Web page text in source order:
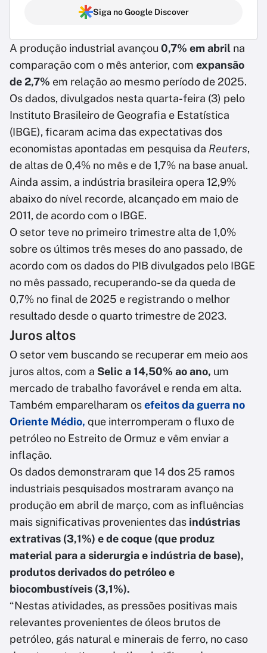
Siga no Google Discover
A produção industrial avançou 0,7% em abril na
comparação com o mês anterior, com expansão
de 2,7% em relação ao mesmo período de 2025.
Os dados, divulgados nesta quarta-feira (3) pelo
Instituto Brasileiro de Geografia e Estatística
(IBGE), ficaram acima das expectativas dos
economistas apontadas em pesquisa da Reuters,
de altas de 0,4% no mês e de 1,7% na base anual.
Ainda assim, a indústria brasileira opera 12,9%
abaixo do nível recorde, alcançado em maio de
2011, de acordo com o IBGE.
O setor teve no primeiro trimestre alta de 1,0%
sobre os últimos três meses do ano passado, de
acordo com os dados do PIB divulgados pelo IBGE
no mês passado, recuperando-se da queda de
0,7% no final de 2025 e registrando o melhor
resultado desde o quarto trimestre de 2023.
Juros altos
O setor vem buscando se recuperar em meio aos
juros altos, com a Selic a 14,50% ao ano, um
mercado de trabalho favorável e renda em alta.
Também emparelharam osefeitos da guerra no
Oriente Médio, que interromperam o fluxo de
petróleo no Estreito de Ormuz e vêm enviar a
inflação.
Os dados demonstraram que 14 dos 25 ramos
industriais pesquisados ​​mostraram avanço na
produção em abril de março, com as influências
mais significativas provenientes das indústrias
extrativas (3,1%) e de coque (que produz
material para a siderurgia e indústria de base),
produtos derivados do petróleo e
biocombustíveis (3,1%).
“Nestas atividades, as pressões positivas mais
relevantes provenientes de óleos brutos de
petróleo, gás natural e minerais de ferro, no caso